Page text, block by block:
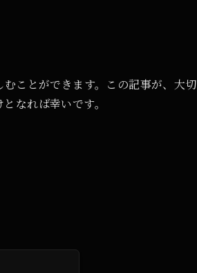
ことができます。この記事が、大切
なれば幸いです。